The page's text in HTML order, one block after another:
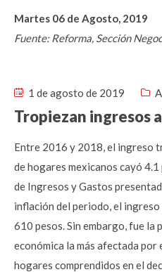
Martes 06 de Agosto, 2019
Fuente: Reforma, Sección
1 de agosto de 2019
Tropiezan ingresos
Entre 2016 y 2018, el ingreso
de hogares mexicanos cayó
de Ingresos y Gastos
inflación del periodo, el
610 pesos. Sin embargo, fue la
económica la más afectada por
hogares comprendidos en el